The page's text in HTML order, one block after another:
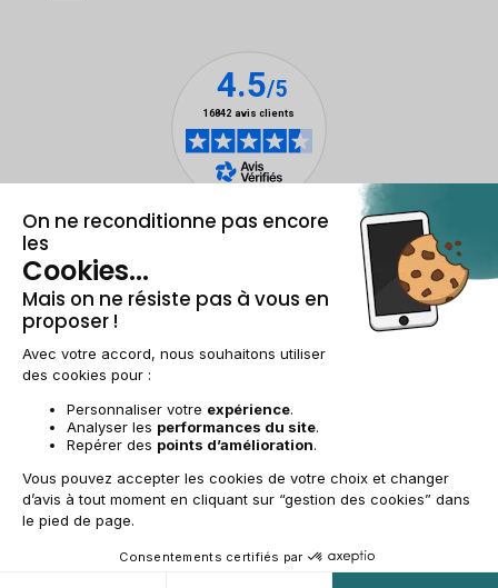
Mentions légales et CGUGestion des cookies
Conditions générales de vente
AccessibilitéPlan du site
FR | €
© 2009-2025 RECOMMERCE - Tous droits réservés.